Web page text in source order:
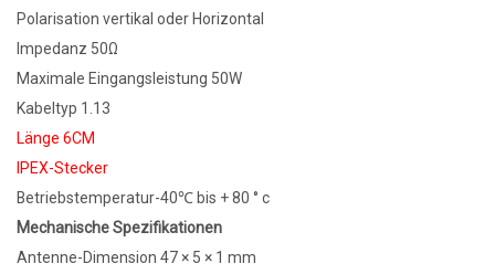
Polarisation vertikal oder Horizontal
Impedanz 50Ω
Maximale Eingangsleistung 50W
Kabeltyp 1.13
Länge 6CM
IPEX-Stecker
Betriebstemperatur-40℃ bis + 80 ° c
Mechanische Spezifikationen
Antenne-Dimension 47 × 5 × 1 mm